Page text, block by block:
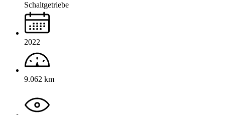
Schaltgetriebe
2022
9.062 km